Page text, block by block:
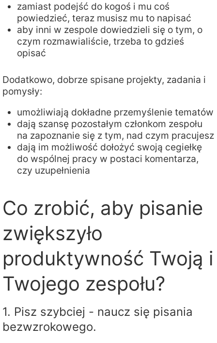
zamiast podejść do kogoś i mu coś
powiedzieć, teraz musisz mu to napisać
aby inni w zespole dowiedzieli się o tym, o
czym rozmawialiście, trzeba to gdzieś
opisać
Dodatkowo, dobrze spisane projekty, zadania i
pomysły:
umożliwiają dokładne przemyślenie tematów
dają szansę pozostałym członkom zespołu
na zapoznanie się z tym, nad czym pracujesz
dają im możliwość dołożyć swoją cegiełkę
do wspólnej pracy w postaci komentarza,
czy uzupełnienia
Co zrobić, aby pisanie
zwiększyło
produktywność Twoją i
Twojego zespołu?
1. Pisz szybciej - naucz się pisania
bezwzrokowego.